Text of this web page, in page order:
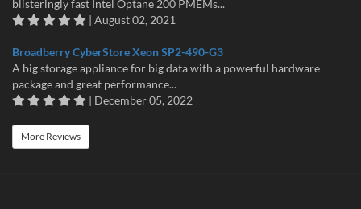
blisteringly fast Intel Optane 200 PMEMs...
| August 02, 2021
Broadberry CyberStore Xeon SP2-490-G3
A big storage appliance for big data with a powerful hardware
package and great performance...
| December 05, 2022
More Reviews